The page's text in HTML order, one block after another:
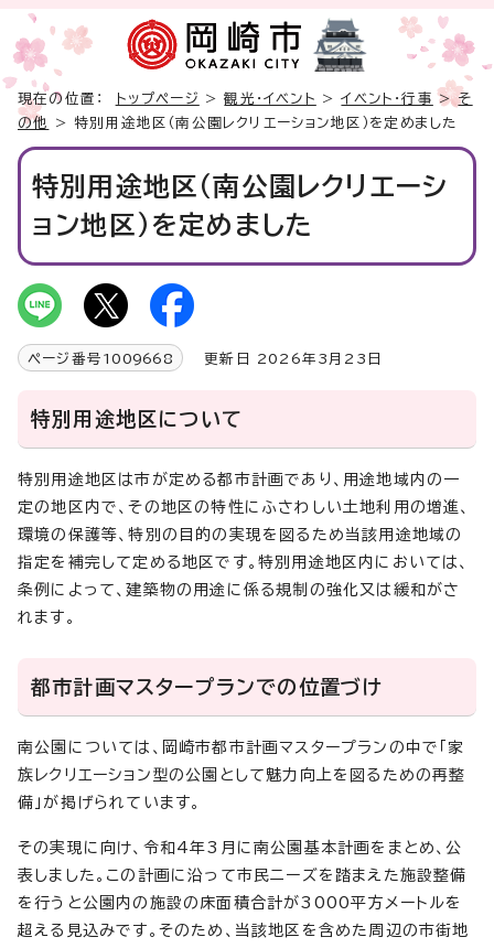
現在の位置： トップページ >観光・イベント >イベント・行事 >そ
の他
> 特別用途地区（南公園レクリエーション地区）を定めました
特別用途地区（南公園レクリエーシ
ョン地区）を定めました
ページ番号 1009668 更新日 2026年3月23日
特別用途地区について
特別用途地区は市が定める都市計画であり、用途地域内の一
定の地区内で、その地区の特性にふさわしい土地利用の増進、
環境の保護等、特別の目的の実現を図るため当該用途地域の
指定を補完して定める地区です。特別用途地区内においては、
条例によって、建築物の用途に係る規制の強化又は緩和がさ
れます。
都市計画マスタープランでの位置づけ
南公園については、岡崎市都市計画マスタープランの中で「家
族レクリエーション型の公園として魅力向上を図るための再整
備」が掲げられています。
その実現に向け、令和4年3月に南公園基本計画をまとめ、公
表しました。この計画に沿って市民ニーズを踏まえた施設整備
を行うと公園内の施設の床面積合計が3000平方メートルを
超える見込みです。そのため、当該地区を含めた周辺の市街地